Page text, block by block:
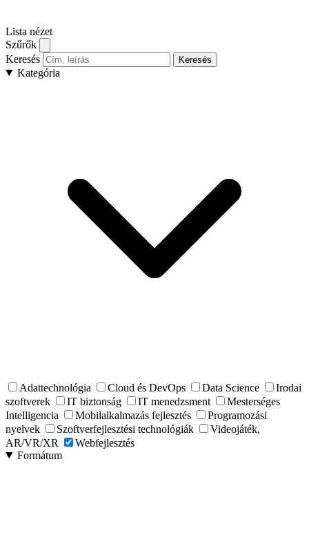
Lista nézet
Szűrők
Keresés
Keresés
Kategória
Adattechnológia Cloud és DevOps Data Science
Irodai
szoftverek
IT biztonság IT menedzsment
Mesterséges
Intelligencia
Mobilalkalmazás fejlesztés
Programozási
nyelvek
Szoftverfejlesztési technológiák
Videojáték,
AR/VR/XR
Webfejlesztés
Formátum